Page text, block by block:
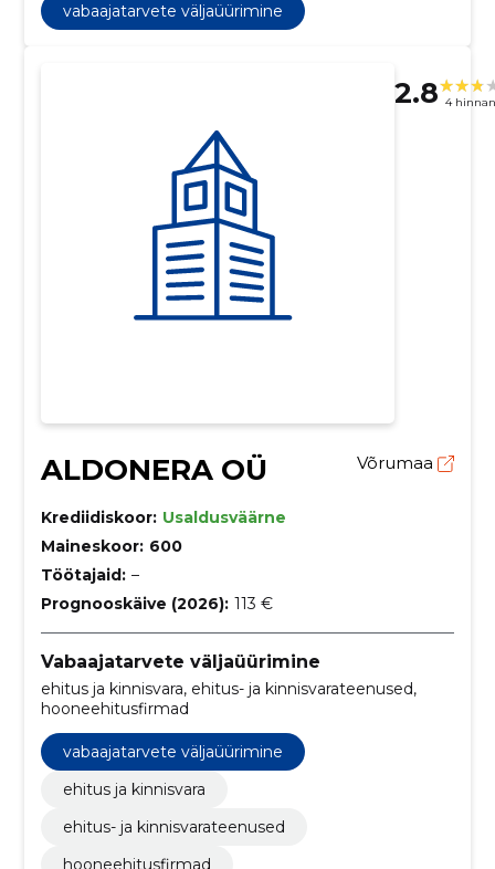
vabaajatarvete väljaüürimine
2.8 4
ALDONERA OÜ Võrumaa
Krediidiskoor: Usaldusväärne
Maineskoor: 600
Töötajaid: –
Prognooskäive (2026): 113 €
Vabaajatarvete väljaüürimine
ehitus ja kinnisvara, ehitus- ja kinnisvarateenused,
hooneehitusfirmad
vabaajatarvete väljaüürimine
ehitus ja kinnisvara
ehitus- ja kinnisvarateenused
hooneehitusfirmad